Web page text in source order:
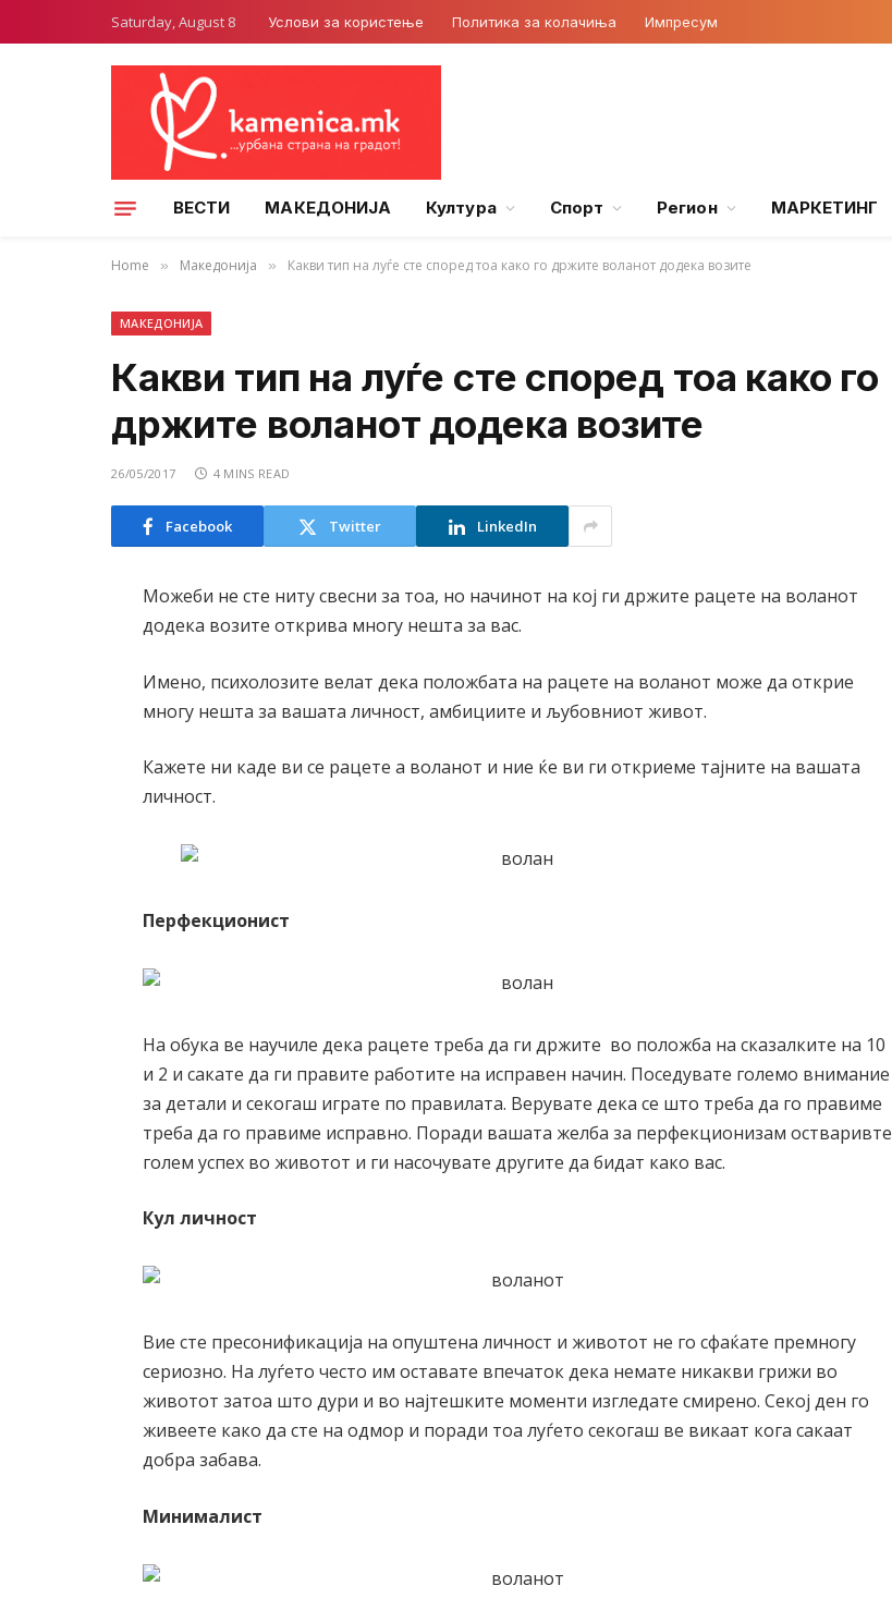
Saturday, August 8 Услови за користење Политика за колачиња Импресум
ВЕСТИ МАКЕДОНИЈА Култура Спорт Регион МАРКЕТИНГ
Home » Македонија » Какви тип на луѓе сте според тоа како го држите воланот додека возите
МАКЕДОНИЈА
Какви тип на луѓе сте според тоа како го
држите воланот додека возите
26/05/2017 4 MINS READ
Facebook Twitter LinkedIn
Можеби не сте ниту свесни за тоа, но начинот на кој ги држите рацете на воланот
додека возите открива многу нешта за вас.
Имено, психолозите велат дека положбата на рацете на воланот може да открие
многу нешта за вашата личност, амбициите и љубовниот живот.
Кажете ни каде ви се рацете а воланот и ние ќе ви ги откриеме тајните на вашата
личност.
Перфекционист
На обука ве научиле дека рацете треба да ги држите во положба на сказалките на 10
и 2 и сакате да ги правите работите на исправен начин. Поседувате големо внимание
за детали и секогаш играте по правилата. Верувате дека се што треба да го правиме
треба да го правиме исправно. Поради вашата желба за перфекционизам остваривте
голем успех во животот и ги насочувате другите да бидат како вас.
Кул личност
Вие сте пресонификација на опуштена личност и животот не го сфаќате премногу
сериозно. На луѓето често им оставате впечаток дека немате никакви грижи во
животот затоа што дури и во најтешките моменти изгледате смирено. Секој ден го
живеете како да сте на одмор и поради тоа луѓето секогаш ве викаат кога сакаат
добра забава.
Минималист